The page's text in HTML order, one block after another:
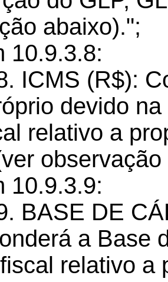
abaixo).";
10.9.3.8:
ICMS (R$):
devido
relativo a
10.9.3.9:
BASE DE
a Base
relativo a